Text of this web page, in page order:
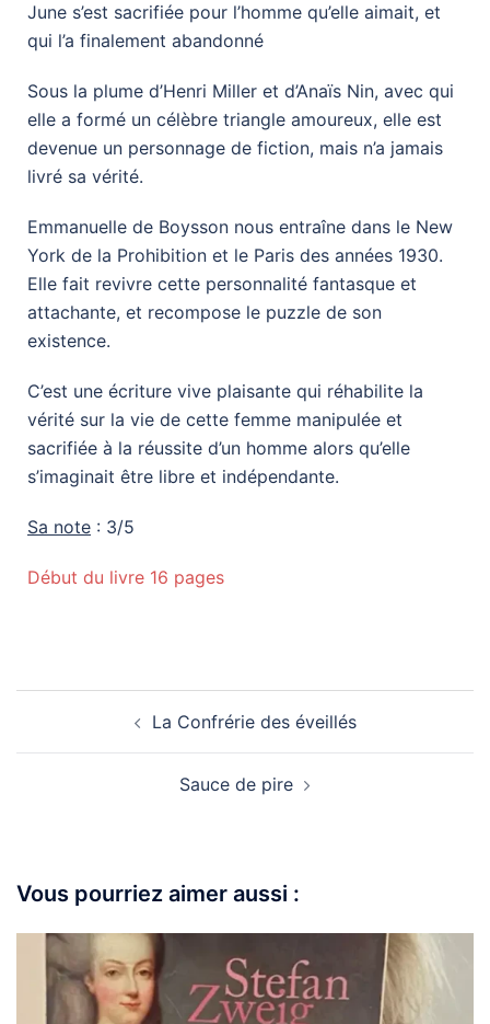
June s’est sacrifiée pour l’homme qu’elle aimait, et
qui l’a finalement abandonné
Sous la plume d’Henri Miller et d’Anaïs Nin, avec qui
elle a formé un célèbre triangle amoureux, elle est
devenue un personnage de fiction, mais n’a jamais
livré sa vérité.
Emmanuelle de Boysson nous entraîne dans le New
York de la Prohibition et le Paris des années 1930.
Elle fait revivre cette personnalité fantasque et
attachante, et recompose le puzzle de son
existence.
C’est une écriture vive plaisante qui réhabilite la
vérité sur la vie de cette femme manipulée et
sacrifiée à la réussite d’un homme alors qu’elle
s’imaginait être libre et indépendante.
Sa note : 3/5
Début du livre 16 pages
La Confrérie des éveillés
Sauce de pire
Vous pourriez aimer aussi :